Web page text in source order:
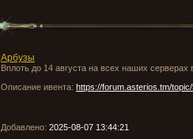
Арбузы
Вплоть до 14 августа на всех наших
Описание ивента: https://forum.asterios.tm/
Добавлено: 2025-08-07 13:44:21